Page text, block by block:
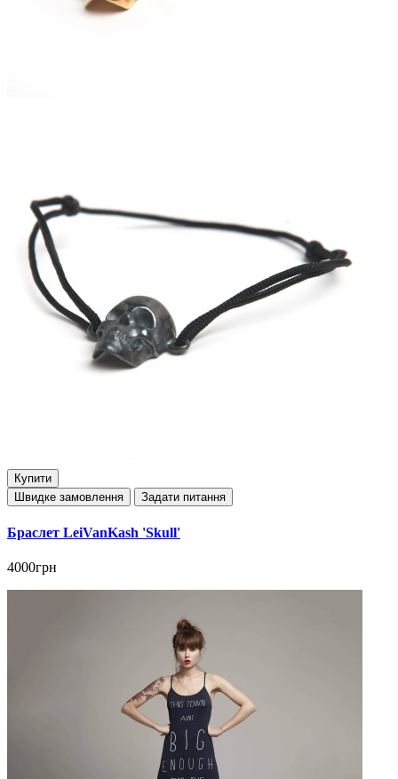
Купити
Швидке замовлення
Задати питання
Браслет LeiVanKash 'Skull'
4000грн